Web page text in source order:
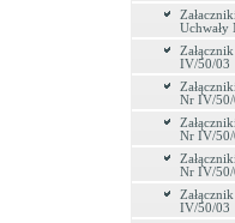
Uchwały
IV/50/03
Nr IV/50/
Nr IV/50/
Nr IV/50/
IV/50/03